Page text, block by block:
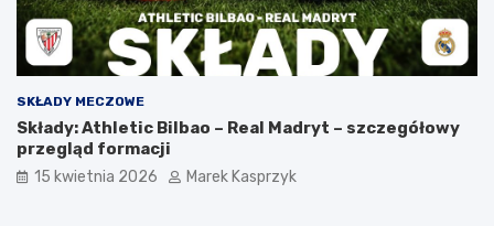
SKŁADY MECZOWE
Składy: Athletic Bilbao – Real Madryt – szczegółowy
przegląd formacji
15 kwietnia 2026 Marek Kasprzyk